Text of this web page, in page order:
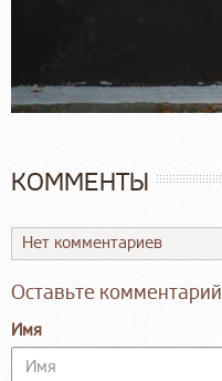
КОММЕНТЫ
Нет комментариев
Оставьте комментарий
Имя